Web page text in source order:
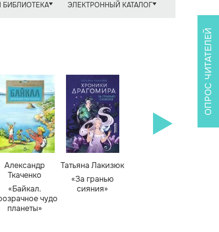
БИБЛИОТЕКА ЭЛЕКТРОННЫЙ КАТАЛОГ
Александр
Ткаченко
«Байкал.
чудо
планеты»
Татьяна Лакизюк
«За гранью
сияния»
ОПРОС ЧИТАТЕЛЕЙ